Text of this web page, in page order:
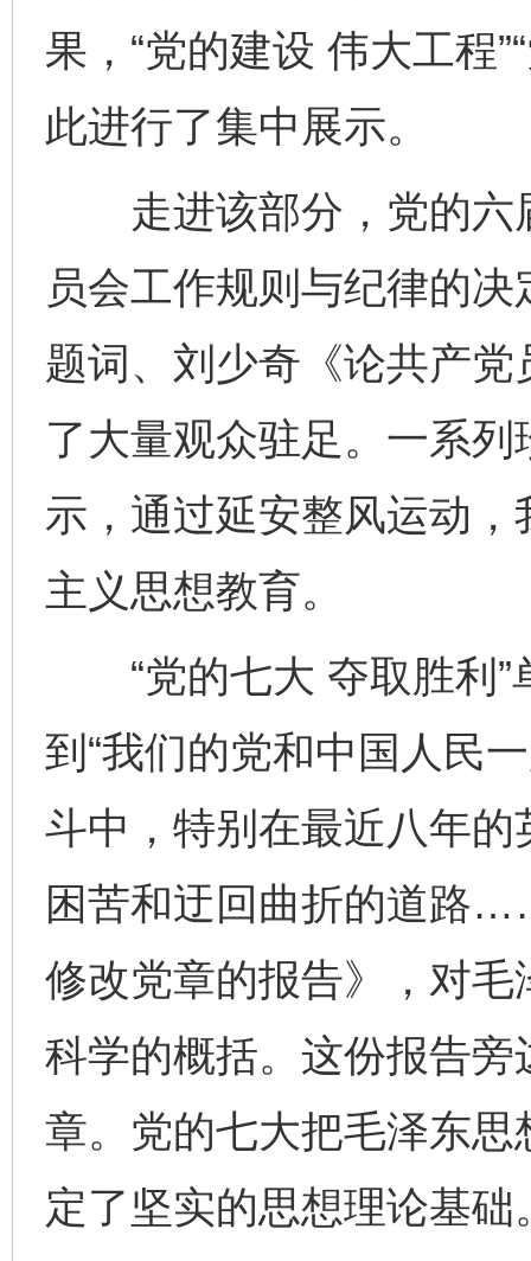
果，“党的建设 伟大工程
此进行了集中展示。
走进该部分，党的六
员会工作规则与纪律的
题词、刘少奇《论共产
了大量观众驻足。一系
示，通过延安整风运动
主义思想教育。
“党的七大 夺取胜利”
到“我们的党和中国人民
斗中，特别在最近八年
困苦和迂回曲折的道路
修改党章的报告》，对
科学的概括。这份报告
章。党的七大把毛泽东
定了坚实的思想理论基础